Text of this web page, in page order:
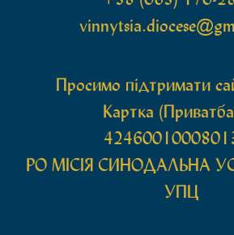
Просимо підтримати
Картка
РО МIСIЯ СИНОДАЛЬНА
УПЦ